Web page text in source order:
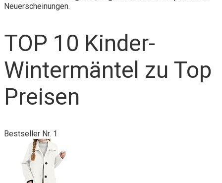
Neuerscheinungen.
TOP 10 Kinder-
Wintermäntel zu Top
Preisen
Bestseller Nr. 1